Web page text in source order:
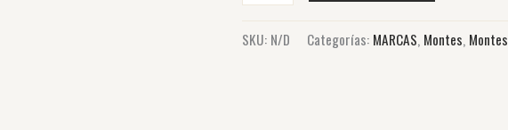
SKU: N/D Categorías: MARCAS, Montes, Montes